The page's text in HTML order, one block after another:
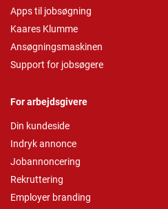
Apps til jobsøgning
Kaares Klumme
Ansøgningsmaskinen
Support for jobsøgere
For arbejdsgivere
Din kundeside
Indryk annonce
Jobannoncering
Rekruttering
Employer branding